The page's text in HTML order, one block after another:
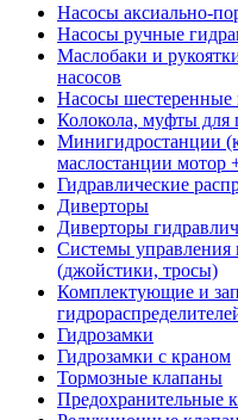
Насосы аксиально-
Насосы ручные
Маслобаки и
насосов
Насосы шестеренные
Колокола, муфты для
Минигидростанции
маслостанции мотор
Гидравлические
Диверторы
Диверторы
Системы управления
(джойстики, тросы)
Комплектующие и
Гидрозамки
Гидрозамки с краном
Тормозные клапаны
Предохранительные